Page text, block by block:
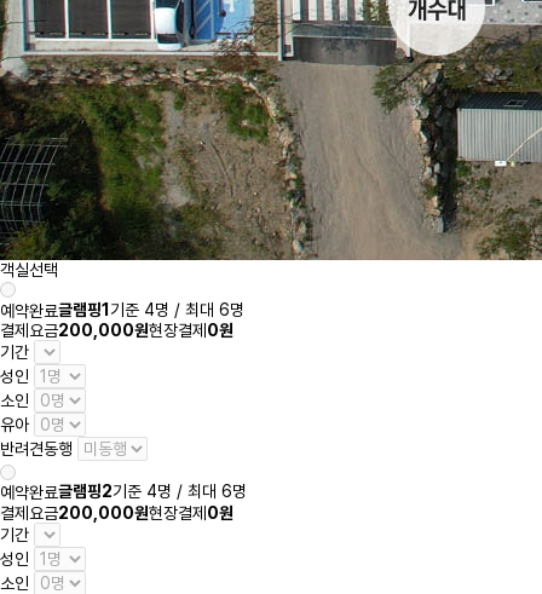
객실선택
예약완료글램핑1 기준 4명 / 최대 6명
결제요금200,000원현장결제 0원
기간
성인
소인
유아
반려견동행
예약완료글램핑2기준 4명 / 최대 6명
결제요금200,000원현장결제 0원
기간
성인
소인